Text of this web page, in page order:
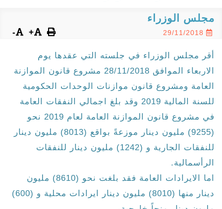
مجلس الوزراء
29/11/2018
+
-
أقر مجلس الوزراء في جلسته التي عقدها يوم
الاربعاء الموافق 28/11/2018 مشروع قانون الموازنة
العامة ومشروع قانون موازنات الوحدات الحكومية
للسنة المالية 2019 وقد بلغ اجمالي النفقات العامة
في مشروع قانون الموازنة العامة لعام 2019 نحو
(9255) مليون دينار موزعةً بواقع (8013) مليون دينار
للنفقات الجارية و (1242) مليون دينار للنفقات
الرأسمالية.
اما الايرادات العامة فقد بلغت نحو (8610) مليون
دينار منها (8010) مليون دينار ايرادات محلية و (600)